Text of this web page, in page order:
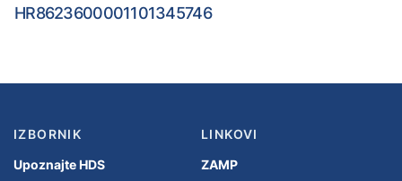
HR8623600001101345746
IZBORNIK
Upoznajte HDS
LINKOVI
ZAMP